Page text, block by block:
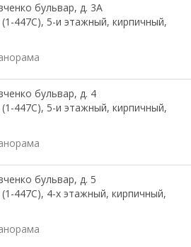
бульвар, д. 3А
447С), 5-и этажный, кирпичный,
бульвар, д. 4
447С), 5-и этажный, кирпичный,
бульвар, д. 5
447С), 4-х этажный, кирпичный,